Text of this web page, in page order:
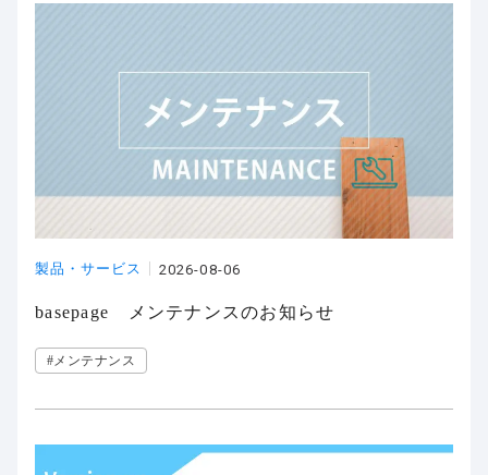
製品・サービス 2026-08-06
basepage メンテナンスのお知らせ
#メンテナンス